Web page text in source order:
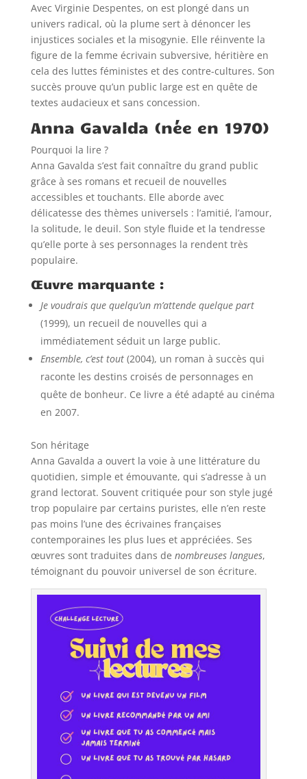
Avec Virginie Despentes, on est plongé dans un
univers radical, où la plume sert à dénoncer les
injustices sociales et la misogynie. Elle réinvente la
figure de la femme écrivain subversive, héritière en
cela des luttes féministes et des contre-cultures. Son
succès prouve qu’un public large est en quête de
textes audacieux et sans concession.
Anna Gavalda (née en 1970)
Pourquoi la lire ?
Anna Gavalda s’est fait connaître du grand public
grâce à ses romans et recueil de nouvelles
accessibles et touchants. Elle aborde avec
délicatesse des thèmes universels : l’amitié, l’amour,
la solitude, le deuil. Son style fluide et la tendresse
qu’elle porte à ses personnages la rendent très
populaire.
Œuvre marquante :
Je voudrais que quelqu’un m’attende quelque part
(1999), un recueil de nouvelles qui a
immédiatement séduit un large public.
Ensemble, c’est tout(2004), un roman à succès qui
raconte les destins croisés de personnages en
quête de bonheur. Ce livre a été adapté au cinéma
en 2007.
Son héritage
Anna Gavalda a ouvert la voie à une littérature du
quotidien, simple et émouvante, qui s’adresse à un
grand lectorat. Souvent critiquée pour son style jugé
trop populaire par certains puristes, elle n’en reste
pas moins l’une des écrivaines françaises
contemporaines les plus lues et appréciées. Ses
œuvres sont traduites dans de nombreuses langues,
témoignant du pouvoir universel de son écriture.